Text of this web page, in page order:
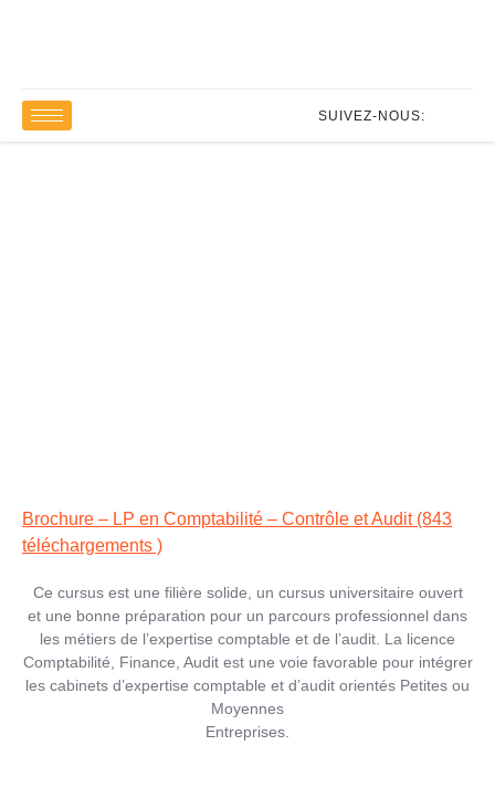
SUIVEZ-NOUS:
Brochure – LP en Comptabilité – Contrôle et Audit (843
téléchargements )
Ce cursus est une filière solide, un cursus universitaire ouvert
et une bonne préparation pour un parcours professionnel dans
les métiers de l’expertise comptable et de l’audit. La licence
Comptabilité, Finance, Audit est une voie favorable pour intégrer
les cabinets d’expertise comptable et d’audit orientés Petites ou
Moyennes
Entreprises.